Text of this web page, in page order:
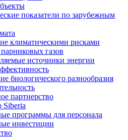
показатели по зарубежным
климатическими рисками
газов
источники энергии
биологического разнообразия
партнерство
Siberia
программы для персонала
инвестиции